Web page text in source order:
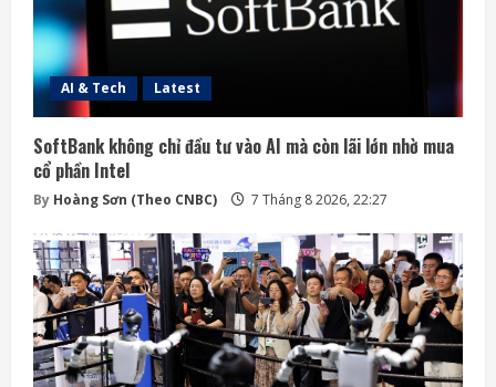
AI & Tech Latest
SoftBank không chỉ đầu tư vào AI mà còn lãi lớn nhờ mua
cổ phần Intel
By Hoàng Sơn (Theo CNBC) 7 Tháng 8 2026, 22:27